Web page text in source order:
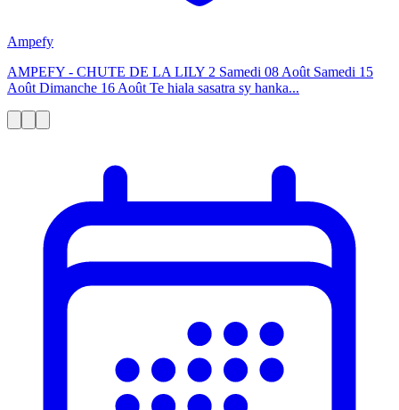
Ampefy
AMPEFY - CHUTE DE LA LILY 2 Samedi 08 Août Samedi 15
Août Dimanche 16 Août Te hiala sasatra sy hanka...